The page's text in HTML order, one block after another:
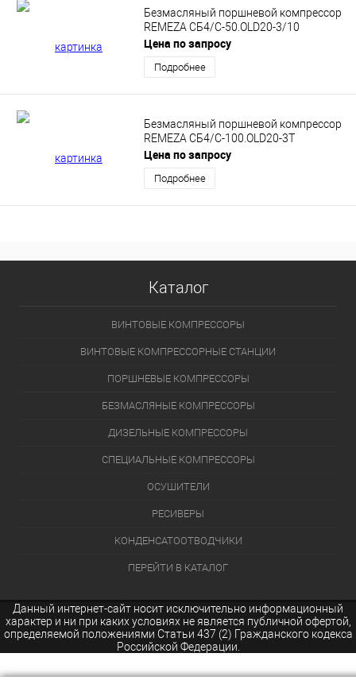
Безмасляный поршневой компрессор
REMEZA СБ4/C-50.OLD20-3/10
Цена по запросу
Подробнее
Безмасляный поршневой компрессор
REMEZA СБ4/С-100.OLD20-3T
Цена по запросу
Подробнее
Каталог
ВИНТОВЫЕ КОМПРЕССОРЫ
ВИНТОВЫЕ КОМПРЕССОРНЫЕ СТАНЦИИ
ПОРШНЕВЫЕ КОМПРЕССОРЫ
БЕЗМАСЛЯНЫЕ КОМПРЕССОРЫ
ДИЗЕЛЬНЫЕ КОМПРЕССОРЫ
СПЕЦИАЛЬНЫЕ КОМПРЕССОРЫ
ОСУШИТЕЛИ
РЕСИВЕРЫ
КОНДЕНСАТООТВОДЧИКИ
ПЕРЕЙТИ В КАТАЛОГ
Данный интернет-сайт носит исключительно информационный
характер и ни при каких условиях не является публичной офертой,
определяемой положениями Статьи 437 (2) Гражданского кодекса
Российской Федерации.